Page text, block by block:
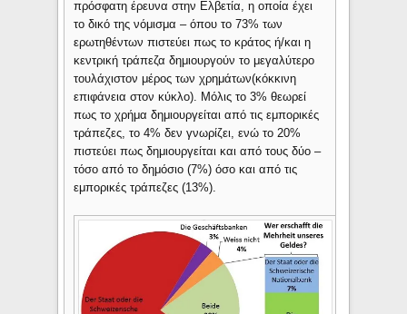
πρόσφατη έρευνα στην Ελβετία, η οποία έχει
το δικό της νόμισμα – όπου το 73% των
ερωτηθέντων πιστεύει πως το κράτος ή/και η
κεντρική τράπεζα δημιουργούν το μεγαλύτερο
τουλάχιστον μέρος των χρημάτων(κόκκινη
επιφάνεια στον κύκλο). Μόλις το 3% θεωρεί
πως το χρήμα δημιουργείται από τις εμπορικές
τράπεζες, το 4% δεν γνωρίζει, ενώ το 20%
πιστεύει πως δημιουργείται και από τους δύο –
τόσο από το δημόσιο (7%) όσο και από τις
εμπορικές τράπεζες (13%).